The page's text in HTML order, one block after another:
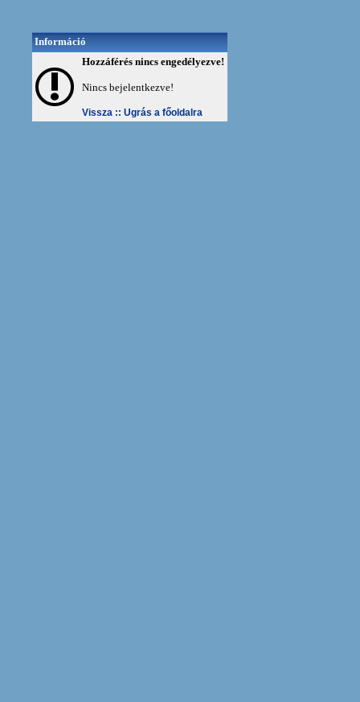
Információ
Hozzáférés nincs engedélyezve!
Nincs bejelentkezve!
Vissza :: Ugrás a főoldalra